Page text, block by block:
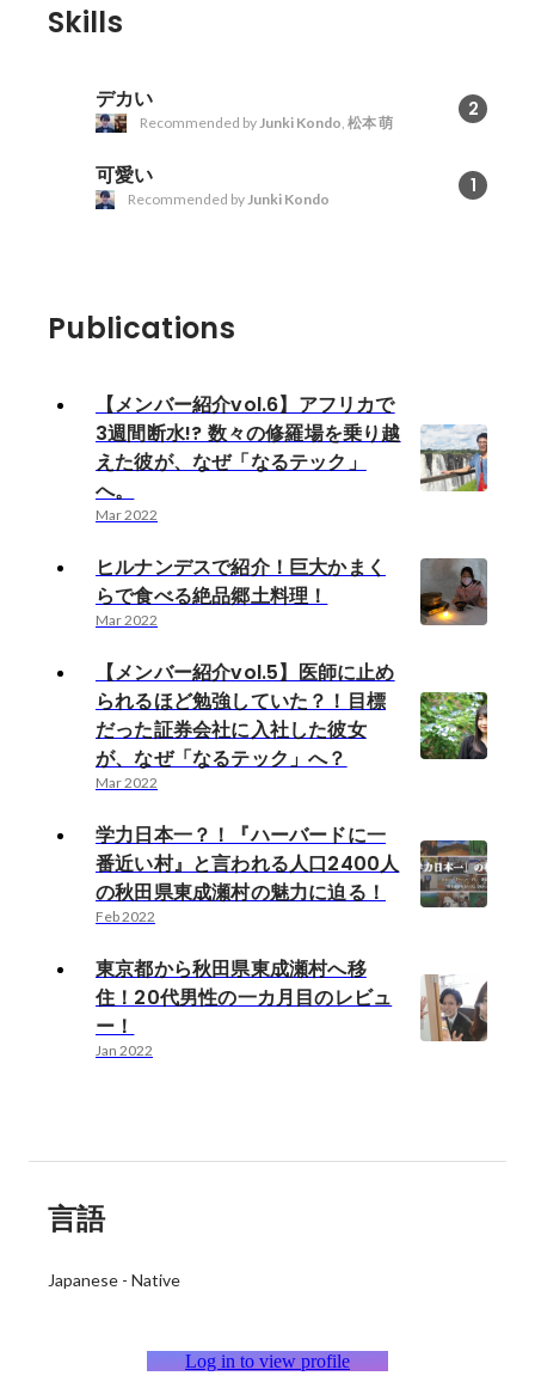
Skills
デカい 2
Recommended by Junki Kondo 松本 萌
可愛い 1
Recommended by Junki Kondo
Publications
【メンバー紹介vol.6】アフリカで
3週間断水!? 数々の修羅場を乗り越
えた彼が、なぜ「なるテック」
へ。
Mar 2022
ヒルナンデスで紹介！巨大かまく
らで食べる絶品郷土料理！
Mar 2022
【メンバー紹介vol.5】医師に止め
られるほど勉強していた？！目標
だった証券会社に入社した彼女
が、なぜ「なるテック」へ？
Mar 2022
学力日本一？！『ハーバードに一
番近い村』と言われる人口2400人
の秋田県東成瀬村の魅力に迫る！
Feb 2022
東京都から秋田県東成瀬村へ移
住！20代男性の一カ月目のレビュ
ー！
Jan 2022
言語
Japanese - Native
Log in to view profile